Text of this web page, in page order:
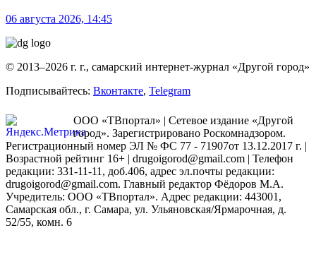
06 августа 2026, 14:45
© 2013–2026 г. г., самарский интернет-журнал «Другой город»
Подписывайтесь: Вконтакте, Telegram
ООО «ТВпортал» | Сетевое издание «Другой
город». Зарегистрировано Роскомнадзором.
Регистрационный номер ЭЛ № ФС 77 - 71907от 13.12.2017 г. |
Возрастной рейтинг 16+ | drugoigorod@gmail.com | Телефон
редакции: 331-11-11, доб.406, адрес эл.почты редакции:
drugoigorod@gmail.com. Главный редактор Фёдоров М.А.
Учредитель: ООО «ТВпортал». Адрес редакции: 443001,
Самарская обл., г. Самара, ул. Ульяновская/Ярмарочная, д.
52/55, комн. 6